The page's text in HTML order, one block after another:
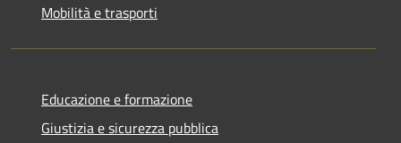
Mobilità e trasporti
Educazione e formazione
Giustizia e sicurezza pubblica